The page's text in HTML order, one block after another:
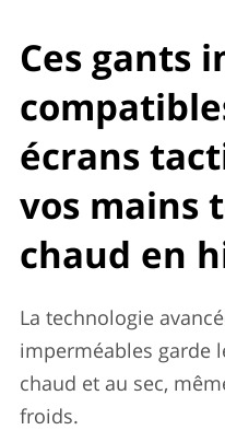
Ces gants
écrans
vos mains
chaud en
La technologie
imperméables garde
chaud et au sec,
froids.